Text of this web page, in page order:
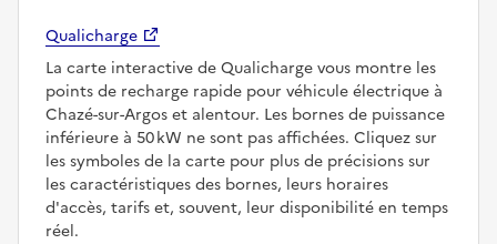
Qualicharge
La carte interactive de Qualicharge vous montre les
points de recharge rapide pour véhicule électrique à
Chazé-sur-Argos et alentour. Les bornes de puissance
inférieure à 50 kW ne sont pas affichées. Cliquez sur
les symboles de la carte pour plus de précisions sur
les caractéristiques des bornes, leurs horaires
d'accès, tarifs et, souvent, leur disponibilité en temps
réel.